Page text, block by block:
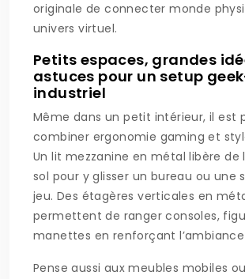
originale de connecter monde
univers virtuel.
Petits espaces, grandes
astuces pour un setup
industriel
Même dans un petit intérieur, il est
combiner ergonomie gaming et
Un lit mezzanine en métal libère de
sol pour y glisser un bureau ou une
jeu. Des étagères verticales en
permettent de ranger consoles,
manettes en renforçant
Pense aussi aux meubles mobiles